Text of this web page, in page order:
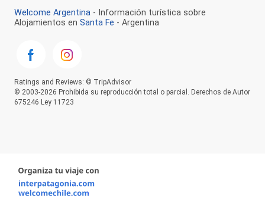
Welcome Argentina - Información turística sobre
Alojamientos en Santa Fe - Argentina
Ratings and Reviews: © TripAdvisor
© 2003-2026 Prohibida su reproducción total o parcial. Derechos de Autor
675246 Ley 11723